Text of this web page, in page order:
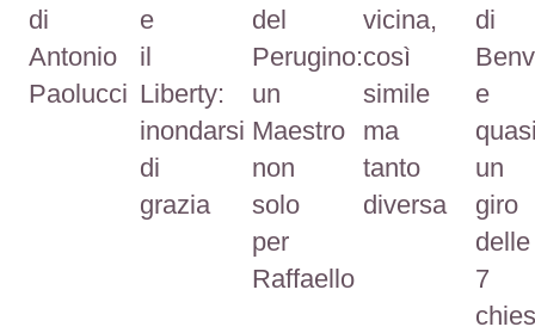
di
Antonio
Paolucci
e
il
Liberty:
inondarsi
di
grazia
del
Perugino:
un
Maestro
non
solo
per
Raffaello
vicina,
così
simile
ma
tanto
diversa
di
e
un
giro
delle
7